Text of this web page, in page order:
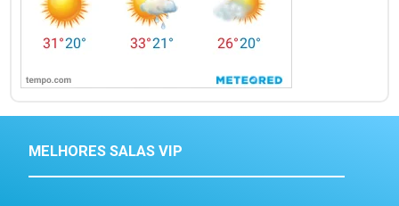
MELHORES SALAS VIP